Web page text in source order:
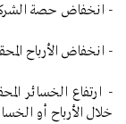
- انخفاض حصة
- انخفاض الأرباح
- ارتفاع الخسائر
خلال الأرباح أو